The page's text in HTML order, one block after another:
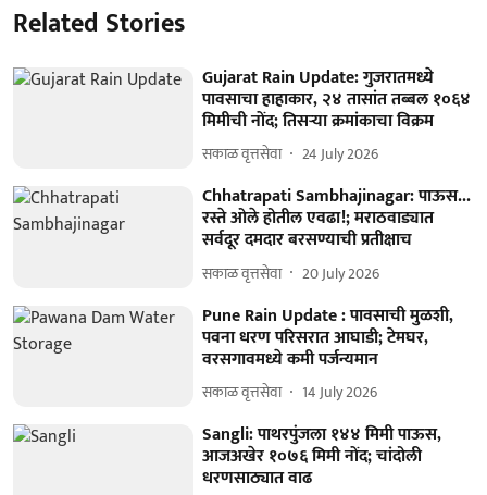
Related Stories
Gujarat Rain Update: गुजरातमध्ये
पावसाचा हाहाकार, २४ तासांत तब्बल १०६४
मिमीची नोंद; तिसऱ्या क्रमांकाचा विक्रम
सकाळ वृत्तसेवा 24 July 2026
Chhatrapati Sambhajinagar: पाऊस...
रस्ते ओले होतील एवढा!; मराठवाड्यात
सर्वदूर दमदार बरसण्याची प्रतीक्षाच
सकाळ वृत्तसेवा 20 July 2026
Pune Rain Update : पावसाची मुळशी,
पवना धरण परिसरात आघाडी; टेमघर,
वरसगावमध्ये कमी पर्जन्यमान
सकाळ वृत्तसेवा 14 July 2026
Sangli: पाथरपुंजला १४४ मिमी पाऊस,
आजअखेर १०७६ मिमी नोंद; चांदोली
धरणसाठ्यात वाढ